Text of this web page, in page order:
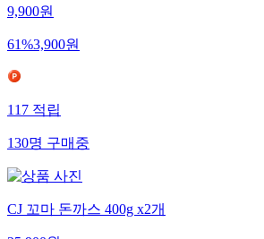
9,900원
61%3,900원
117적립
130명구매중
CJ 꼬마 돈까스 400g x2개